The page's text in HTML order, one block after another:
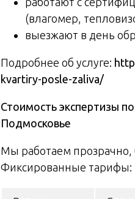
(влагомер,
выезжают в день
Подробнее об услуге:
kvartiry-posle-zaliva/
Стоимость экспертизы
Подмосковье
Мы работаем прозрачно,
Фиксированные тарифы: